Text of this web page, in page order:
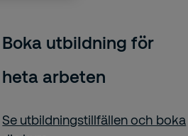
Boka utbildning för
heta arbeten
Se utbildningstillfällen och boka